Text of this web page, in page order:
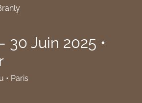
30 Juin 2025 •
• Paris